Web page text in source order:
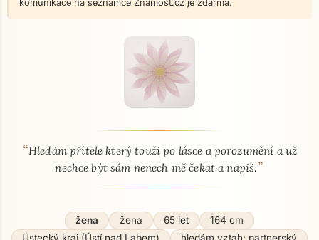
komunikace na seznamce Znamost.cz je zdarma.
O mně - seznamka profil
“Hledám přítele který touží po lásce a porozumění a už
nechce být sám nenech mě čekat a napiš.”
žena žena 65 let
164 cm